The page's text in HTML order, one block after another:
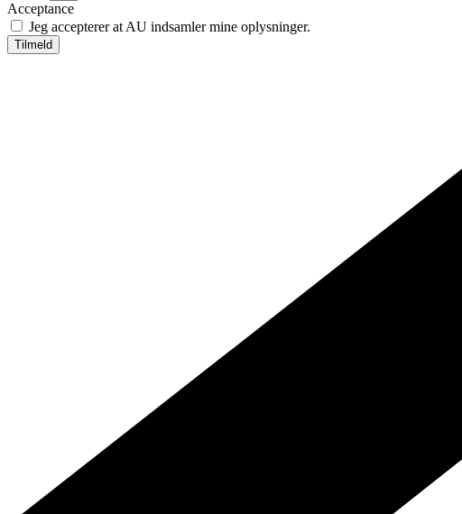
Acceptance
Jeg accepterer at AU indsamler mine oplysninger.
Tilmeld